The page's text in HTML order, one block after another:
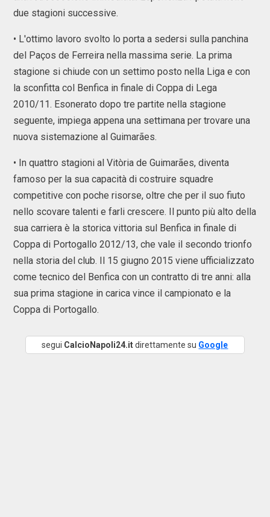
due stagioni successive.
• L'ottimo lavoro svolto lo porta a sedersi sulla panchina
del Paços de Ferreira nella massima serie. La prima
stagione si chiude con un settimo posto nella Liga e con
la sconfitta col Benfica in finale di Coppa di Lega
2010/11. Esonerato dopo tre partite nella stagione
seguente, impiega appena una settimana per trovare una
nuova sistemazione al Guimarães.
• In quattro stagioni al Vitòria de Guimarães, diventa
famoso per la sua capacità di costruire squadre
competitive con poche risorse, oltre che per il suo fiuto
nello scovare talenti e farli crescere. Il punto più alto della
sua carriera è la storica vittoria sul Benfica in finale di
Coppa di Portogallo 2012/13, che vale il secondo trionfo
nella storia del club. Il 15 giugno 2015 viene ufficializzato
come tecnico del Benfica con un contratto di tre anni: alla
sua prima stagione in carica vince il campionato e la
Coppa di Portogallo.
segui CalcioNapoli24.itdirettamente su Google